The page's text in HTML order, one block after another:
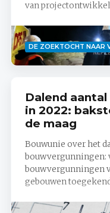
van
DE ZOEKTOCHT NAAR
Dalend
in 2022:
de maag
Bouwunie over het
bouwvergunningen:
bouwvergunningen
gebouwen